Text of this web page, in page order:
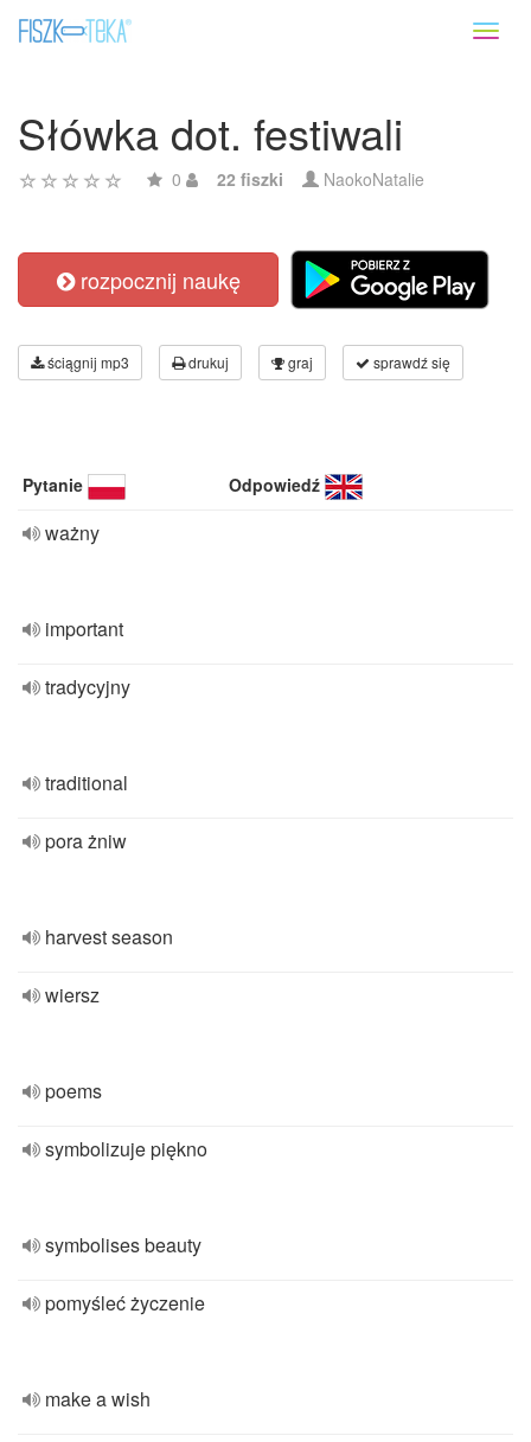
Słówka dot. festiwali
0 22 fiszki NaokoNatalie
rozpocznij naukę
ściągnij mp3 drukuj graj sprawdź się
Pytanie Odpowiedź
ważny
important
tradycyjny
traditional
pora żniw
harvest season
wiersz
poems
symbolizuje piękno
symbolises beauty
pomyśleć życzenie
make a wish